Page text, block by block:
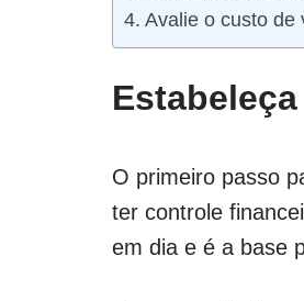
Avalie o custo de
O primeiro passo
ter controle
em dia e é a base